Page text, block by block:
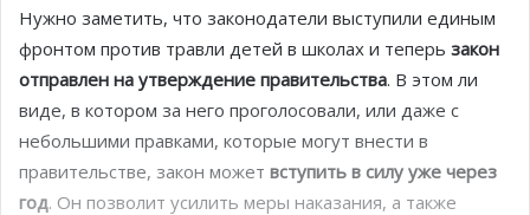
Нужно заметить, что законодатели выступили единым
фронтом против травли детей в школах и теперь закон
отправлен на утверждение правительства. В этом ли
виде, в котором за него проголосовали, или даже с
небольшими правками, которые могут внести в
правительстве, закон может вступить в силу уже через
год. Он позволит усилить меры наказания, а также